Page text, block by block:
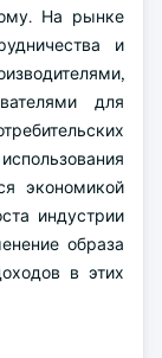
На рынке
и
для
экономикой
индустрии
образа
в этих